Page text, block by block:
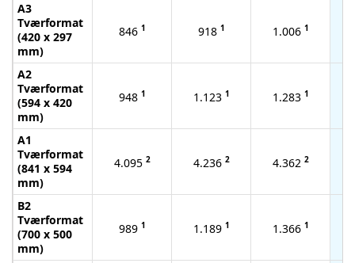
A3
Tværformat
(420 x 297
mm)
846 1 918 1 1.006 1
A2
Tværformat
(594 x 420
mm)
948 1 1.123 1 1.283 1
A1
Tværformat
(841 x 594
mm)
4.095 2 4.236 2 4.362 2
B2
Tværformat
(700 x 500
mm)
989 1 1.189 1 1.366 1